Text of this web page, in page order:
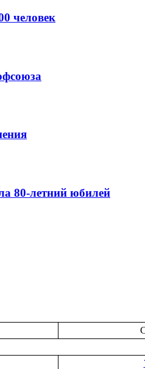
человек
80-летний юбилей